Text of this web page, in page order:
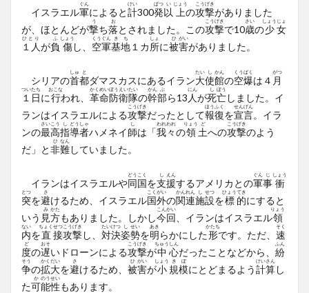
イスラエル軍
ぐん
によると計
けい
300発
ぱつ
以
い
上
じょう
の攻
こう
撃
げき
がありました
が、ほとんどが撃
う
ち落
お
とされました。この攻
こう
撃
げき
で10歳
さい
の少
しょう
女
じょ
１人
ひとり
が負
ふ
傷
しょう
し、 空
くう
軍
ぐん
基
き
地
ち
１カ所
しょ
に被
ひ
害
がい
がありました。
シリアの首
しゅ
都
と
ダマスカスにあるイラン大
たい
使
し
館
かん
の空
くう
爆
ばく
は４ 月
がつ
１
つい
日
たち
に行
おこな
われ、 革
かく
命
めい
防
ぼう
衛
えい
隊
たい
の幹
かん
部
ぶ
ら13 人
にん
が死
し
亡
ぼう
しました。イ
ランはイスラエルによる攻
こう
撃
げき
だったとして報
ほう
復
ふく
を宣
せん
言
げん
。イラ
ンの最
さい
高
こう
指
し
導
どう
者
しゃ
ハメネイ師
し
は「我
われ
々
われ
の領
りょう
土
ど
への攻
こう
撃
げき
のよう
だ」と非
ひ
難
なん
していました。
イランはイスラエルや同
どう
国
こく
を支
し
援
えん
するアメリカとの軍
ぐん
事
じ
衝
しょう
突
とつ
を避
さ
けるため、イスラエル国
こく
外
がい
の関
かん
連
れん
施
し
設
せつ
を標
ひょう
的
てき
にすると
いう 見
み
方
かた
もありました。しかし今
こん
回
かい
、イランはイスラエル領
りょう
内
ない
を直
ちょく
接
せつ
攻
こう
撃
げき
し、 対
たい
決
けつ
姿
し
勢
せい
を明
あき
らかにした形
かたち
です。ただ、 速
そく
度
ど
の遅
おそ
いドローンによる攻
こう
撃
げき
が中
ちゅう
心
しん
だったことなどから、 紛
ふん
争
そう
の拡
かく
大
だい
を避
さ
けるため、 被
ひ
害
がい
が小
しょう
規
き
模
ぼ
にとどまるよう計
けい
算
さん
し
た可
か
能
のう
性
せい
もあります。